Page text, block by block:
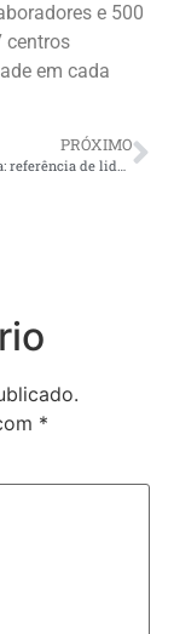
e 500
centros
em cada
PRÓXIMO
*